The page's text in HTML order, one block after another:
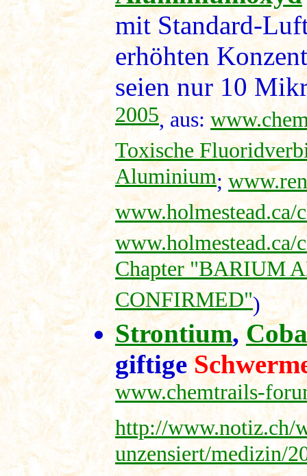
mit Standard-
erhöhten
seien nur 10
2005, aus:
Toxische
Aluminium;
Chapter "BARIUM
CONFIRMED")
Strontium,
giftige
www.chemtrails-
http://www.notiz.ch/
unzensiert/medizin/